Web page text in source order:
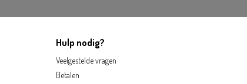
Hulp nodig?
Veelgestelde vragen
Betalen